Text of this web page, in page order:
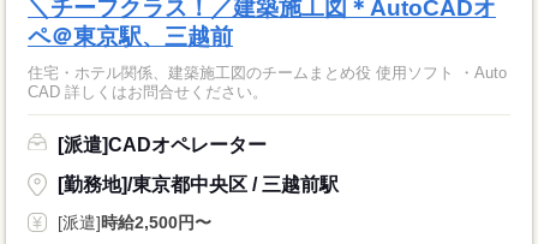
＼チーフクラス！／建築施工図＊AutoCADオ
ペ＠東京駅、三越前
住宅・ホテル関係、建築施工図のチームまとめ役 使用ソフト ・Auto
CAD 詳しくはお問合せください。
[派遣]CADオペレーター
[勤務地]/東京都中央区 / 三越前駅
[派遣]時給2,500円〜